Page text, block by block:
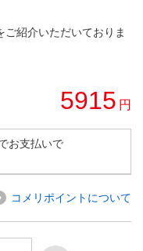
紹介いただいておりま
5915 円
お支払いで
コメリポイントについて